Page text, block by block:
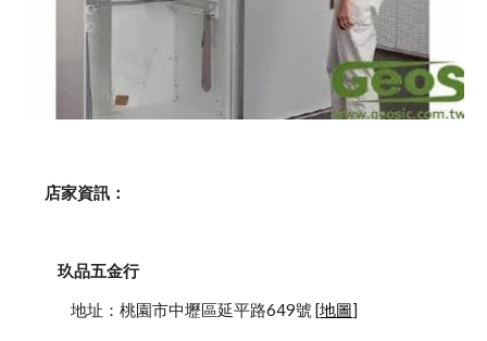
    店家資訊：
玖品五金行
            地址：桃園市中壢區延平路649號 [
地圖]